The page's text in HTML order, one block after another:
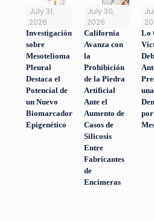
July 31,
2026
Investigación
sobre
Mesotelioma
Pleural
Destaca el
Potencial de
un Nuevo
Biomarcador
Epigenético
July 30,
2026
California
Avanza con
la
Prohibición
de la Piedra
Artificial
Ante el
Aumento de
Casos de
Silicosis
Entre
Fabricantes
de
Encimeras
Lo
una
por